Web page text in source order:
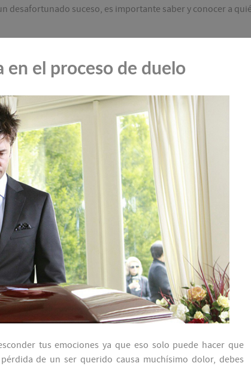
desafortunado suceso, es importante saber y conocer a
el proceso de duelo
tus emociones ya que eso solo puede hacer que
de un ser querido causa muchísimo dolor, debes